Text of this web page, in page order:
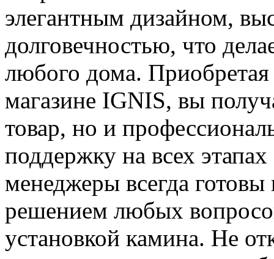
элегантным дизайном,
долговечностью, что
любого дома.
магазине IGNIS, вы
товар, но и
поддержку на всех
менеджеры всегда
решением любых
установкой камина. Не